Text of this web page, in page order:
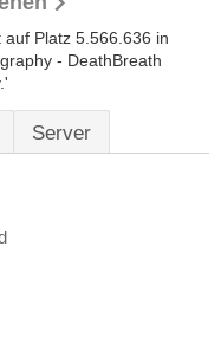
Platz 5.566.636 in
- DeathBreath
Server